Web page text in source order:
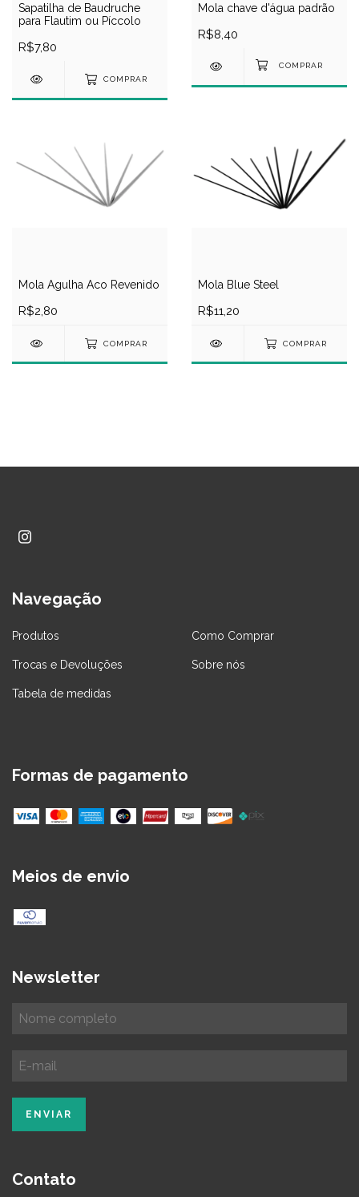
Sapatilha de Baudruche
para Flautim ou Píccolo
R$7,80
COMPRAR
Mola chave d'água padrão
R$8,40
Mola Agulha Aco Revenido
R$2,80
COMPRAR
Mola Blue Steel
R$11,20
COMPRAR
Navegação
Produtos Como Comprar
Trocas e Devoluções Sobre nós
Tabela de medidas
Formas de pagamento
Meios de envio
Newsletter
Contato